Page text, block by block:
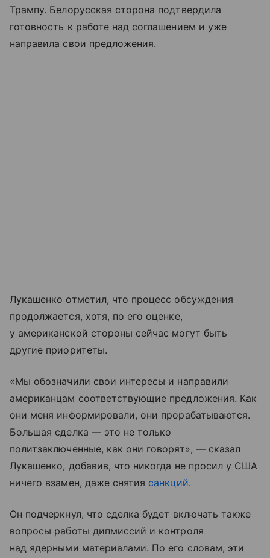
Трампу. Белорусская сторона подтвердила
готовность к работе над соглашением и уже
направила свои предложения.
Лукашенко отметил, что процесс обсуждения
продолжается, хотя, по его оценке,
у американской стороны сейчас могут быть
другие приоритеты.
«Мы обозначили свои интересы и направили
американцам соответствующие предложения. Как
они меня информировали, они прорабатываются.
Большая сделка — это не только
политзаключенные, как они говорят», — сказал
Лукашенко, добавив, что никогда не просил у США
ничего взамен, даже снятия санкций.
Он подчеркнул, что сделка будет включать также
вопросы работы дипмиссий и контроля
над ядерными материалами. По его словам, эти